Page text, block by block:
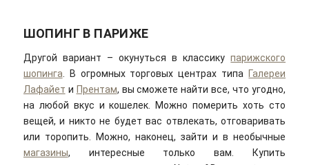
ШОПИНГ В ПАРИЖЕ
Другой вариант – окунуться в классикупарижского
шопинга . В огромных торговых центрах типа
Галереи
Лафайет и Прентам, вы сможете найти все, что угодно,
на любой вкус и кошелек. Можно померить хоть сто
вещей, и никто не будет вас отвлекать, отговаривать
или торопить. Можно, наконец, зайти и в необычные
магазины, интересные только вам. Купить